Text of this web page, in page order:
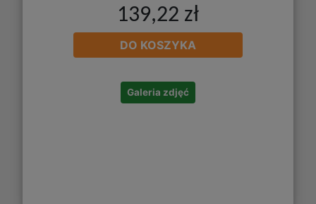
139,22 zł
DO KOSZYKA
Galeria zdjęć